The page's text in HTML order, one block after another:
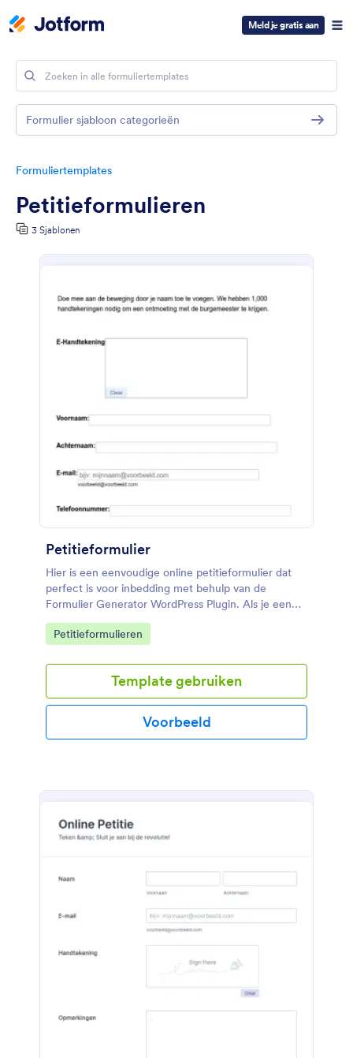
Meld je gratis aan
Formuliertemplates
Petitieformulieren
3 Sjablonen
Petitieformulier
Hier is een eenvoudige online petitieformulier dat
perfect is voor inbedding met behulp van de
Formulier Generator WordPress Plugin. Als je een
petitie maker bent, kun je op een zeer eenvoudige
manier petities genereren met dit formulier. Met dit
verzamelen voor een gebruiker om deel te nemen
aan een petitie. Pas dit formulier voor het genereren
van petities aan op basis van de petitie die je
uitvoert, en begin vandaag nog reacties te
Go to Category:
Petitieformulieren
Template gebruiken
Voorbeeld
Formulier sjabloon categorieën